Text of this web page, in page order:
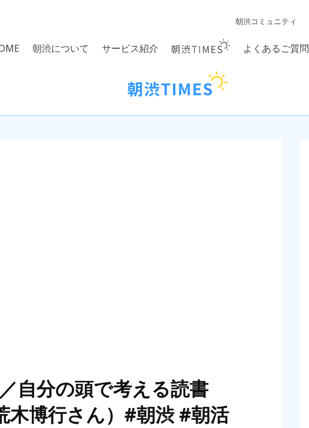
朝渋コミュニティ
朝渋について サービス紹介 よくあるご質問
自分の頭で考える読書
木博行さん）#朝渋 #朝活